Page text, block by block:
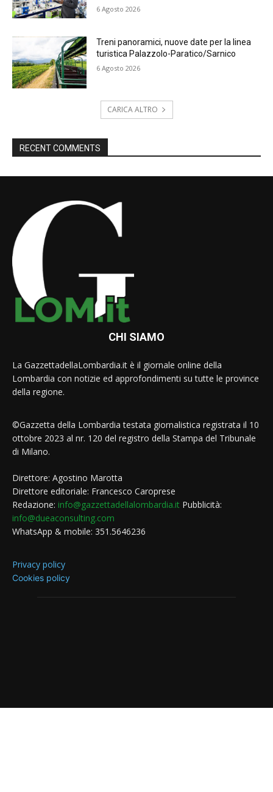
6 Agosto 2026
Treni panoramici, nuove date per la linea
turistica Palazzolo-Paratico/Sarnico
6 Agosto 2026
CARICA ALTRO
RECENT COMMENTS
CHI SIAMO
La GazzettadellaLombardia.it è il giornale online della
Lombardia con notizie ed approfondimenti su tutte le province
della regione.
©Gazzetta della Lombardia testata giornalistica registrata il 10
ottobre 2023 al nr. 120 del registro della Stampa del Tribunale
di Milano.
Direttore: Agostino Marotta
Direttore editoriale: Francesco Caroprese
Redazione: info@gazzettadellalombardia.it Pubblicità:
info@dueaconsulting.com
WhatsApp & mobile: 351.5646236
Privacy policy
Cookies policy